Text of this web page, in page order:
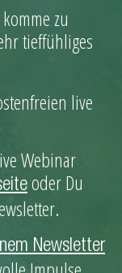
zu
tieffühliges
live
Webinar
oder Du
Newsletter